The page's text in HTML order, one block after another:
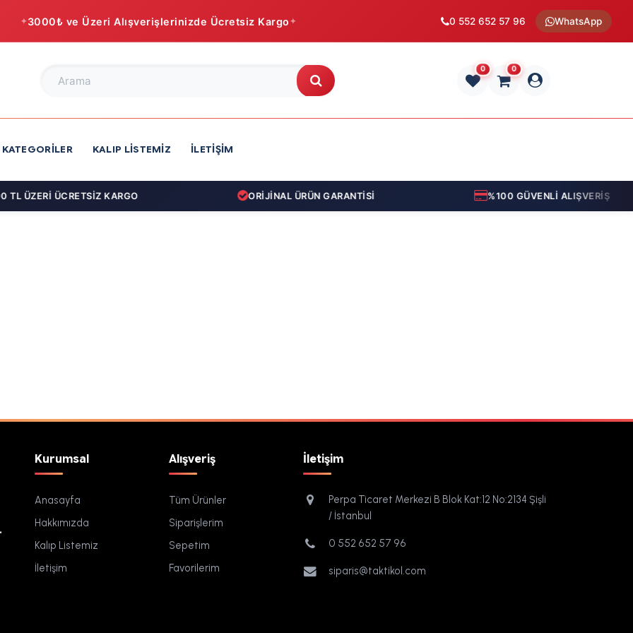
3000₺ ve Üzeri Alışverişlerinizde Ücretsiz Kargo 0 552 652 57 96 WhatsApp
0 0
KATEGORILER KALIP LISTEMIZ İLETIŞIM
ÜZERİ ÜCRETSİZ KARGO ORİJİNAL ÜRÜN GARANTİSİ %100 GÜVENLİ ALIŞVERİŞ
Kurumsal
Anasayfa
Hakkımızda
Kalıp Listemiz
İletişim
Alışveriş
Tüm Ürünler
Siparişlerim
Sepetim
Favorilerim
İletişim
Perpa Ticaret Merkezi B Blok Kat:12 No:2134 Şişli
/ İstanbul
0 552 652 57 96
siparis@taktikol.com